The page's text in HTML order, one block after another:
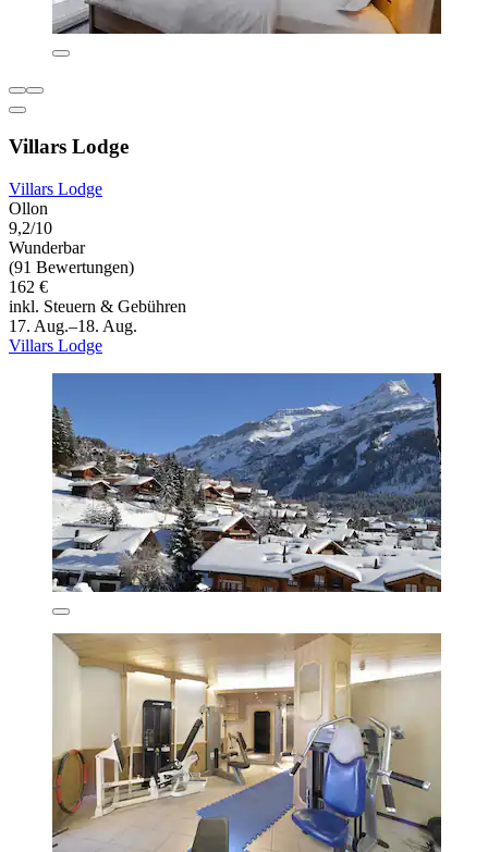
Villars Lodge
Villars Lodge
Ollon
9,2/10
Wunderbar
(91 Bewertungen)
162 €
inkl. Steuern & Gebühren
17. Aug.–18. Aug.
Villars Lodge